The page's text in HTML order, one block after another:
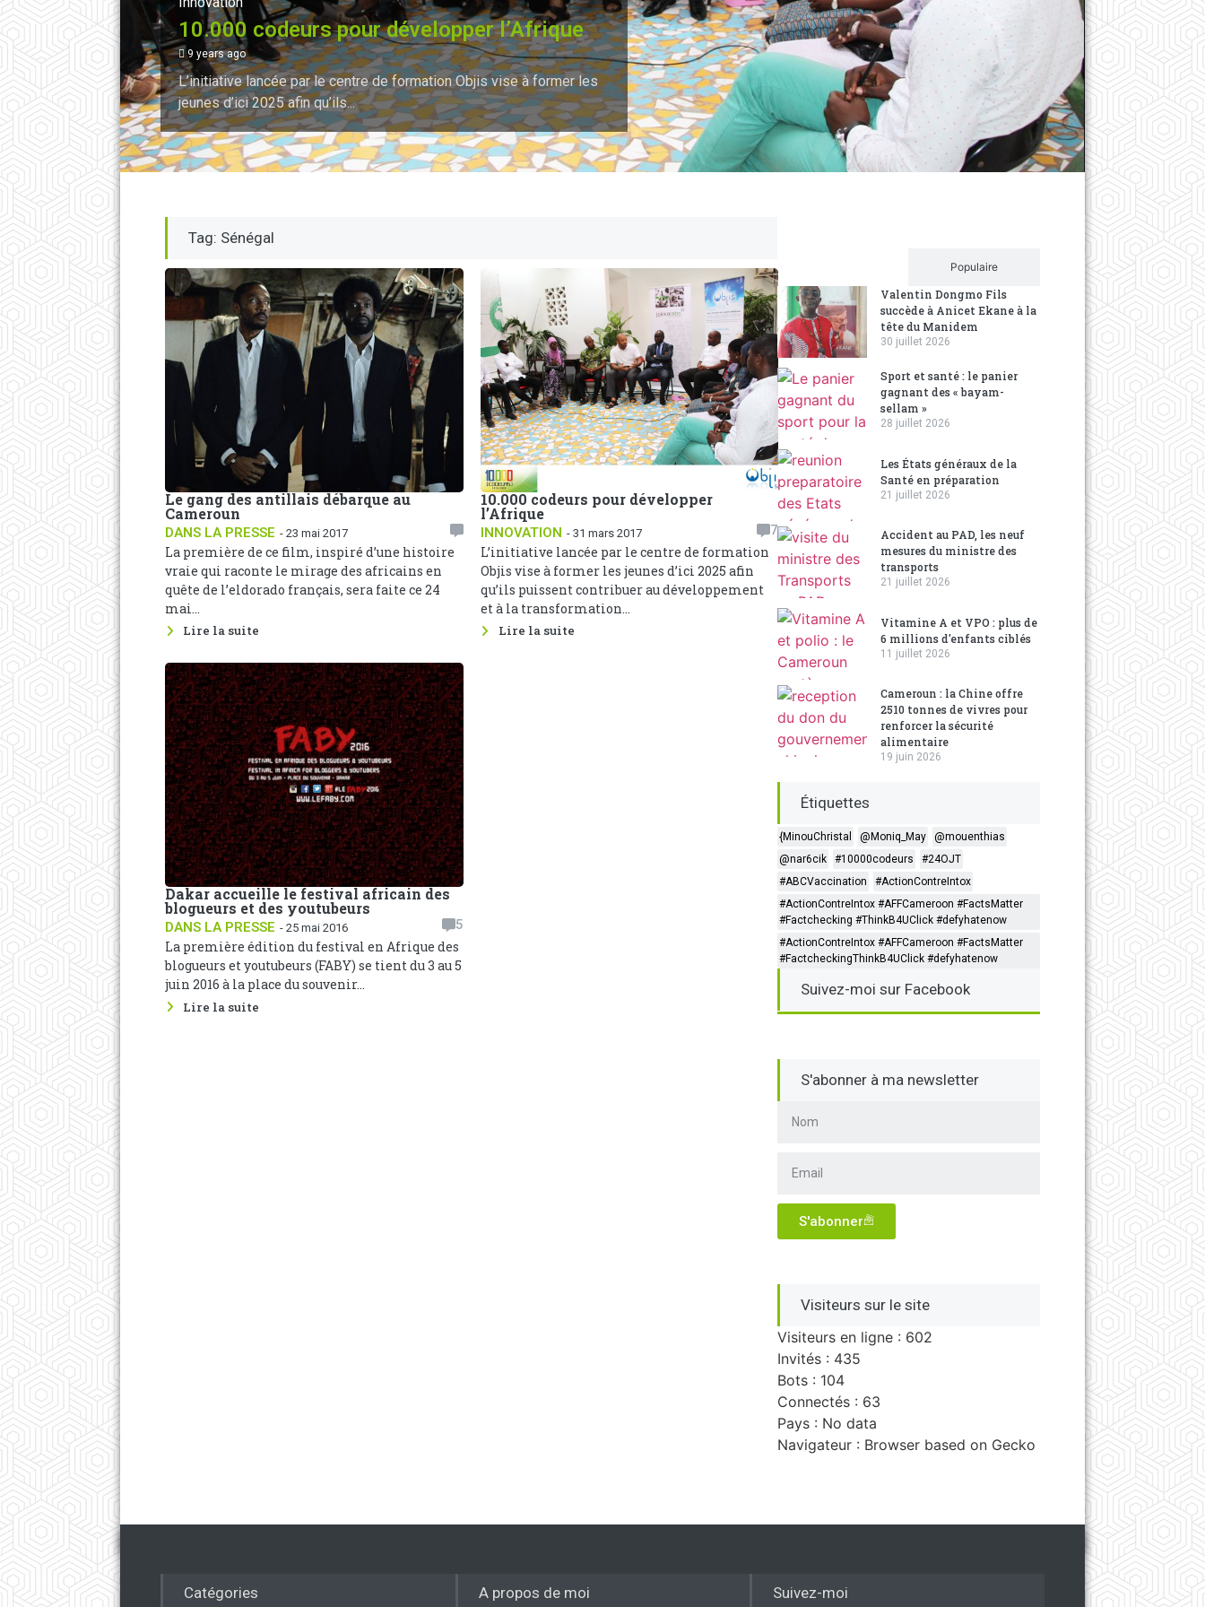
10.000 codeurs pour développer l’Afrique
9 years ago
L’initiative lancée par le centre de formation Objis vise à former les
jeunes d’ici 2025 afin qu’ils...
Le
9 years
La
mirage
Tag: Sénégal
Le gang des antillais débarque au
Cameroun
DANS LA PRESSE - 23 mai 2017
La première de ce film, inspiré d’une histoire
vraie qui raconte le mirage des africains en
quête de l’eldorado français, sera faite ce 24
mai...
Lire la suite
10.000 codeurs pour développer
l’Afrique
INNOVATION - 31 mars 2017 7
L’initiative lancée par le centre de formation
Objis vise à former les jeunes d’ici 2025 afin
qu’ils puissent contribuer au développement
et à la transformation...
Lire la suite
Dakar accueille le festival africain des
blogueurs et des youtubeurs
DANS LA PRESSE - 25 mai 2016 5
La première édition du festival en Afrique des
blogueurs et youtubeurs (FABY) se tient du 3 au 5
juin 2016 à la place du souvenir...
Lire la suite
Populaire
Valentin Dongmo Fils
succède à Anicet Ekane à la
tête du Manidem
30 juillet 2026
Sport et santé : le panier
gagnant des « bayam-
sellam »
28 juillet 2026
Les États généraux de la
Santé en préparation
21 juillet 2026
Accident au PAD, les neuf
mesures du ministre des
transports
21 juillet 2026
Vitamine A et VPO : plus de
6 millions d'enfants ciblés
11 juillet 2026
Cameroun : la Chine offre
2510 tonnes de vivres pour
renforcer la sécurité
alimentaire
19 juin 2026
Étiquettes
{MinouChristal @Moniq_May
@mouenthias
@nar6cik
#10000codeurs
#24OJT
#ABCVaccination
#ActionContreIntox
#ActionContreIntox #AFFCameroon #FactsMatter
#Factchecking #ThinkB4UClick #defyhatenow
#ActionContreIntox #AFFCameroon #FactsMatter
#FactcheckingThinkB4UClick #defyhatenow
Suivez-moi sur Facebook
S'abonner à ma newsletter
S'abonner
Visiteurs sur le site
Visiteurs en ligne : 602
Invités : 435
Bots : 104
Connectés : 63
Pays : No data
Navigateur : Browser based on Gecko
Catégories A propos de moi Suivez-moi